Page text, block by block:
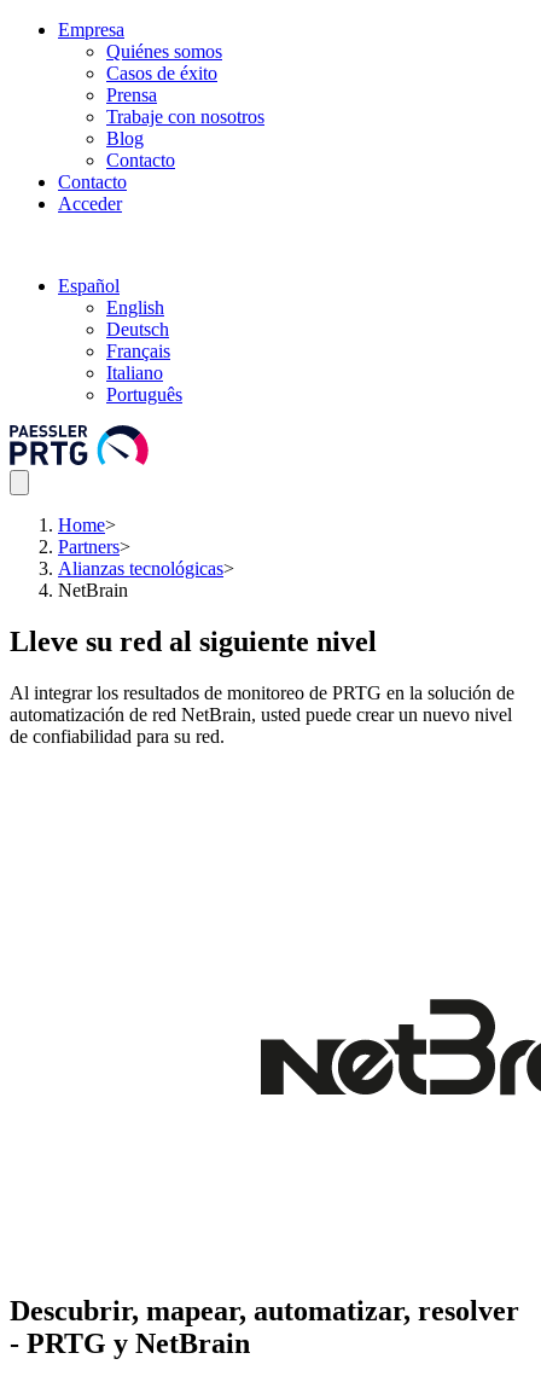
Empresa
Quiénes somos
Casos de éxito
Prensa
Trabaje con nosotros
Blog
Contacto
Contacto
Acceder
Español
English
Deutsch
Français
Italiano
Português
Home>
Partners>
Alianzas tecnológicas>
NetBrain
Lleve su red al siguiente nivel
Al integrar los resultados de monitoreo de PRTG en la solución de
automatización de red NetBrain, usted puede crear un nuevo nivel
de confiabilidad para su red.
Descubrir, mapear, automatizar, resolver
- PRTG y NetBrain